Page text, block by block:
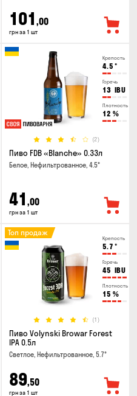
101 ,00
грн за 1 шт
Крепость
4.5 °
Горечь
13 IBU
Плотность
12 %
(2)
Пиво FDB «Blanche» 0.33л
Белое, Нефильтрованное, 4.5°
41 ,00
грн за 1 шт
Крепость
5.7 °
Горечь
45 IBU
Плотность
15 %
(1)
Топ продаж
Пиво Volynski Browar Forest
IPA 0.5л
Светлое, Нефильтрованное, 5.7°
89,50
грн за 1 шт